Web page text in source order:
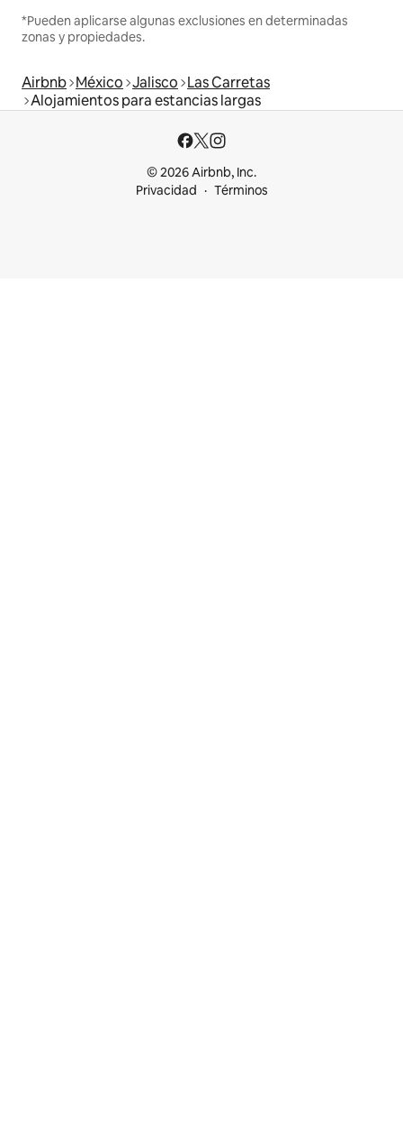
*Pueden aplicarse algunas exclusiones en determinadas
zonas y propiedades.
Airbnb México Jalisco Las Carretas
Alojamientos para estancias largas
© 2026 Airbnb, Inc.
Privacidad
Términos